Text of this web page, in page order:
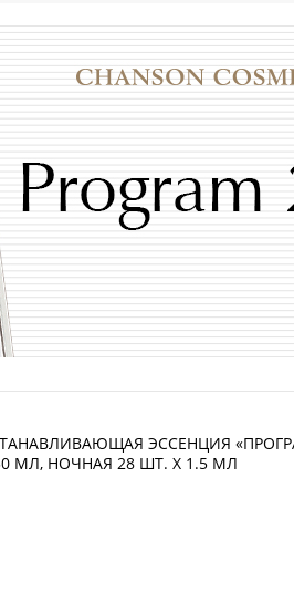
ЭССЕНЦИЯ
МЛ, НОЧНАЯ 28 ШТ. Х 1.5 МЛ